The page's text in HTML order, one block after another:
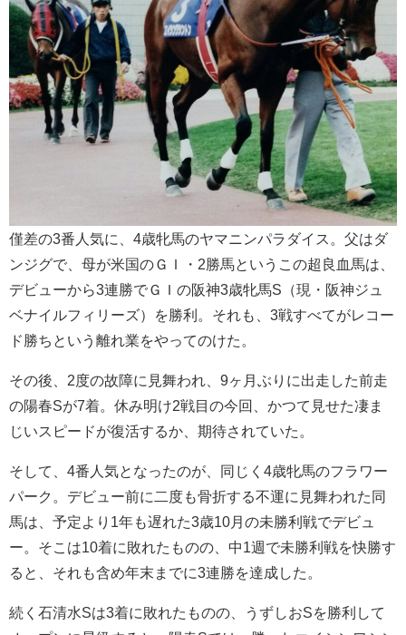
僅差の3番人気に、4歳牝馬のヤマニンパラダイス。父はダ
ンジグで、母が米国のＧＩ・2勝馬というこの超良血馬は、
デビューから3連勝でＧＩの阪神3歳牝馬S（現・阪神ジュ
ベナイルフィリーズ）を勝利。それも、3戦すべてがレコー
ド勝ちという離れ業をやってのけた。
その後、2度の故障に見舞われ、9ヶ月ぶりに出走した前走
の陽春Sが7着。休み明け2戦目の今回、かつて見せた凄ま
じいスピードが復活するか、期待されていた。
そして、4番人気となったのが、同じく4歳牝馬のフラワー
パーク。デビュー前に二度も骨折する不運に見舞われた同
馬は、予定より1年も遅れた3歳10月の未勝利戦でデビュ
ー。そこは10着に敗れたものの、中1週で未勝利戦を快勝す
ると、それも含め年末までに3連勝を達成した。
続く石清水Sは3着に敗れたものの、うずしおSを勝利して